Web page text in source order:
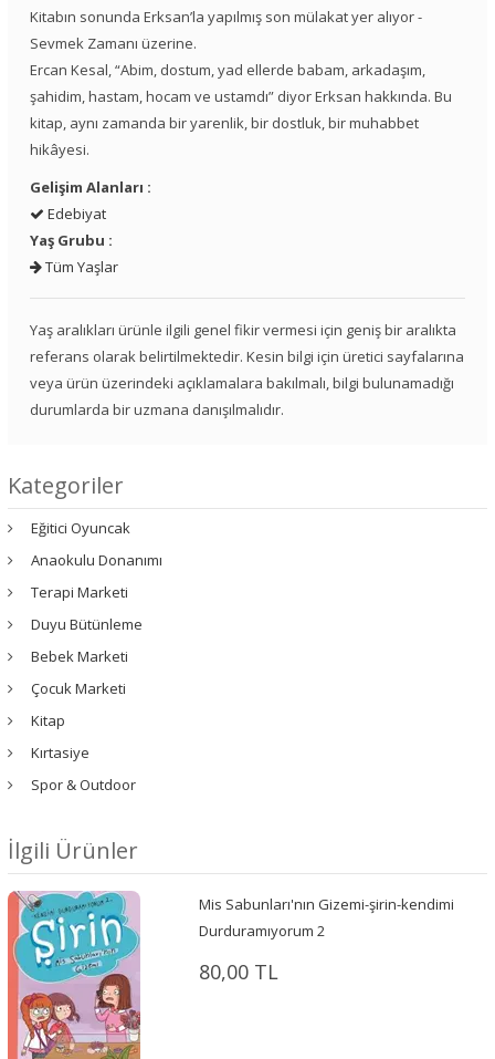
Kitabın sonunda Erksan’la yapılmış son mülakat yer alıyor -
Sevmek Zamanı üzerine.
Ercan Kesal, “Abim, dostum, yad ellerde babam, arkadaşım,
şahidim, hastam, hocam ve ustamdı” diyor Erksan hakkında. Bu
kitap, aynı zamanda bir yarenlik, bir dostluk, bir muhabbet
hikâyesi.
Gelişim Alanları :
Edebiyat
Yaş Grubu :
Tüm Yaşlar
Yaş aralıkları ürünle ilgili genel fikir vermesi için geniş bir aralıkta
referans olarak belirtilmektedir. Kesin bilgi için üretici sayfalarına
veya ürün üzerindeki açıklamalara bakılmalı, bilgi bulunamadığı
durumlarda bir uzmana danışılmalıdır.
Kategoriler
Eğitici Oyuncak
Anaokulu Donanımı
Terapi Marketi
Duyu Bütünleme
Bebek Marketi
Çocuk Marketi
Kitap
Kırtasiye
Spor & Outdoor
İlgili Ürünler
Mis Sabunları'nın Gizemi-şirin-kendimi
Durduramıyorum 2
80,00 TL